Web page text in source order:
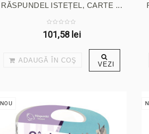
RĂSPUNDEL ISTEȚEL, CARTE ...
101,58 lei
ADAUGĂ ÎN COŞ VEZI
NOU